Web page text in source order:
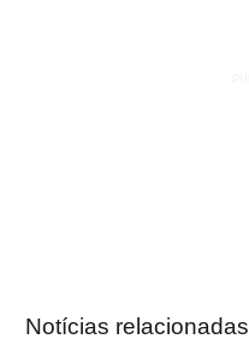
Notícias relacionadas